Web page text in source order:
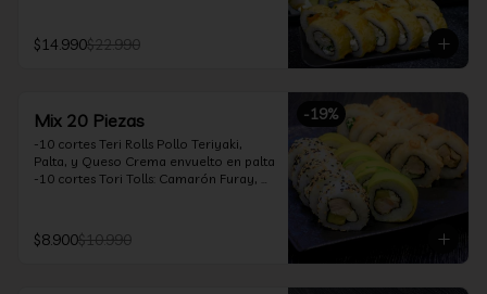
cebollín, frito en tempura
*Incluye 2 soya 30ml / 2 palitos / 1 salsa
$14.990$22.990
-19%
Mix 20 Piezas
-10 cortes Teri Rolls Pollo Teriyaki,
Palta, y Queso Crema envuelto en palta
-10 cortes Tori Tolls: Camarón Furay,
teriyaki 30ml
$8.900$10.990